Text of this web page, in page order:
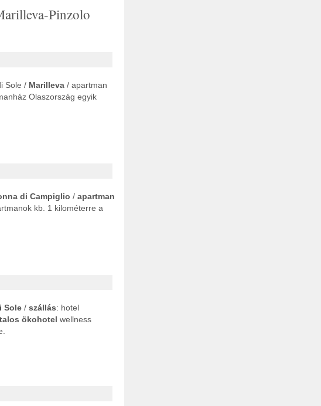
Pinzolo
Sole / Marilleva / apartman
Olaszország egyik
di Campiglio / apartman
kb. 1 kilométerre a
Sole / szállás: hotel
ökohotel wellness